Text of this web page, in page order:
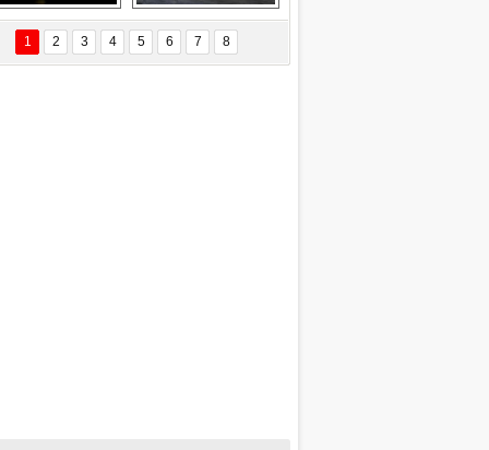
ÖZYANIK
Değişti?
Delta uçağına
yıldırım çarptı
Ford Focus RS
(2015)
1 2 3 4 5 6 7 8